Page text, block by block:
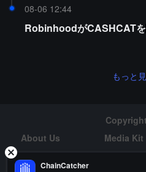
08-06 12:44
RobinhoodがCASHCAT
もっと
About Us
Media Kit
Risk Warning
Hiring
ChainCatcher